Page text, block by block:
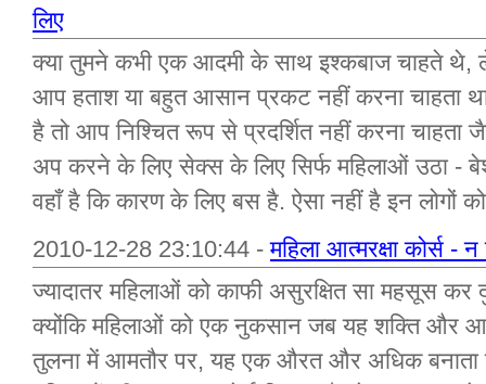
लिए
क्या तुमने कभी एक आदमी के साथ इश्कबाज चाहते थे,
आप हताश या बहुत आसान प्रकट नहीं करना चाहता
है तो आप निश्चित रूप से प्रदर्शित नहीं करना
अप करने के लिए सेक्स के लिए सिर्फ महिलाओं उठा -
वहाँ है कि कारण के लिए बस है. ऐसा नहीं है इन लोगों
2010-12-28 23:10:44 -महिला आत्मरक्षा कोर्स -
ज्यादातर महिलाओं को काफी असुरक्षित सा महसूस कर
क्योंकि महिलाओं को एक नुकसान जब यह शक्ति और
तुलना में आमतौर पर, यह एक औरत और अधिक बनाता